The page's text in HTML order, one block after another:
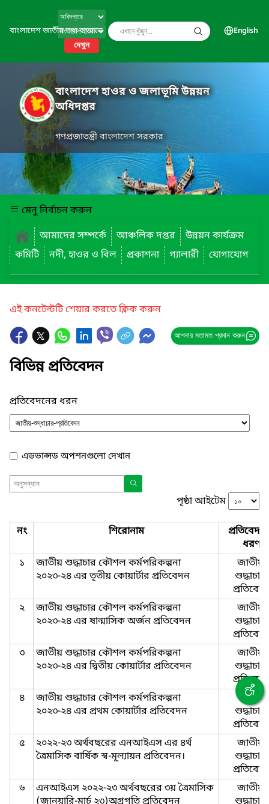
বাংলাদেশ জাতীয় তথ্য বাতায়ন
দেখুন
English
বাংলাদেশ হাওর ও জলাভূমি উন্নয়ন
অধিদপ্তর
গণপ্রজাতন্ত্রী বাংলাদেশ সরকার
মেনু নির্বাচন করুন
আমাদের সম্পর্কে
আঞ্চলিক দপ্তর
উন্নয়ন কার্যক্রম
কমিটি
নদী, হাওর ও বিল প্রকাশনা গ্যালারী যোগাযোগ
এই কনটেন্টটি শেয়ার করতে ক্লিক করুন
আপনার মতামত প্রদান করুন
বিভিন্ন প্রতিবেদন
প্রতিবেদনের ধরন
এডভান্সড অপশনগুলো দেখান
পৃষ্ঠা আইটেম
নং শিরোনাম
ধরণ
১
জাতীয় শুদ্ধাচার কৌশল কর্মপরিকল্পনা
২০২৩-২৪ এর তৃতীয় কোয়ার্টার প্রতিবেদন
জাতীয়-
শুদ্ধাচার-
২
জাতীয় শুদ্ধাচার কৌশল কর্মপরিকল্পনা
২০২৩-২৪ এর ষান্মাসিক অর্জন প্রতিবেদন
জাতীয়-
শুদ্ধাচার-
৩
জাতীয় শুদ্ধাচার কৌশল কর্মপরিকল্পনা
২০২৩-২৪ এর দ্বিতীয় কোয়ার্টার প্রতিবেদন
জাতীয়-
শুদ্ধাচার-
৪
জাতীয় শুদ্ধাচার কৌশল কর্মপরিকল্পনা
২০২৩-২৪ এর প্রথম কোয়ার্টার প্রতিবেদন
জাতীয়-
শুদ্ধাচার-
৫
২০২২-২৩ অর্থবছরের এনআইএস এর ৪র্থ
ত্রৈমাসিক বার্ষিক স্ব-মূল্যায়ন প্রতিবেদন।
জাতীয়-
শুদ্ধাচার-
৬
এনআইএস ২০২২-২৩ অর্থবছরের ৩য় ত্রৈমাসিক
জাতীয়-